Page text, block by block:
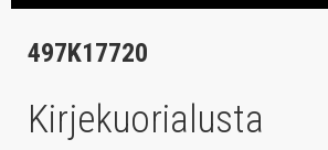
497K17720
Kirjekuorialusta